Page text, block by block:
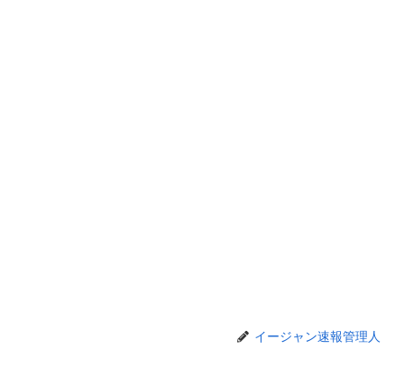
イージャン速報管理人